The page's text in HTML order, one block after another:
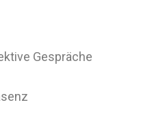
Gespräche